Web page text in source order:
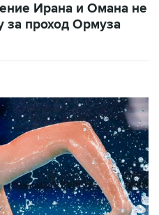
Ирана и Омана не
за проход Ормуза